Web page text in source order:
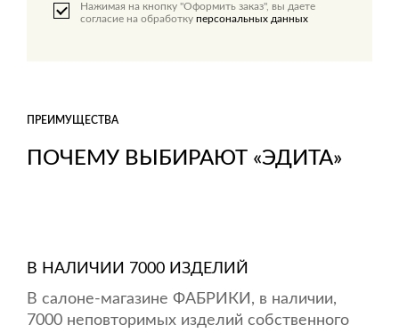
Нажимая на кнопку "Оформить заказ", вы даете
согласие на обработку персональных данных
ПОЧЕМУ ВЫБИРАЮТ «ЭДИТА»
ПРЕИМУЩЕСТВА
В НАЛИЧИИ 7000 ИЗДЕЛИЙ
В салоне-магазине ФАБРИКИ, в наличии,
7000 неповторимых изделий собственного